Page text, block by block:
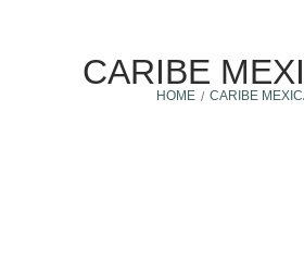
CARIBE
HOME / CARIBE